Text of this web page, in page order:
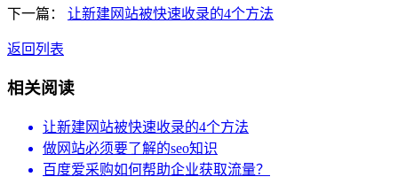
下一篇： 让新建网站被快速收录的4个方法
返回列表
相关阅读
让新建网站被快速收录的4个方法
做网站必须要了解的seo知识
百度爱采购如何帮助企业获取流量？